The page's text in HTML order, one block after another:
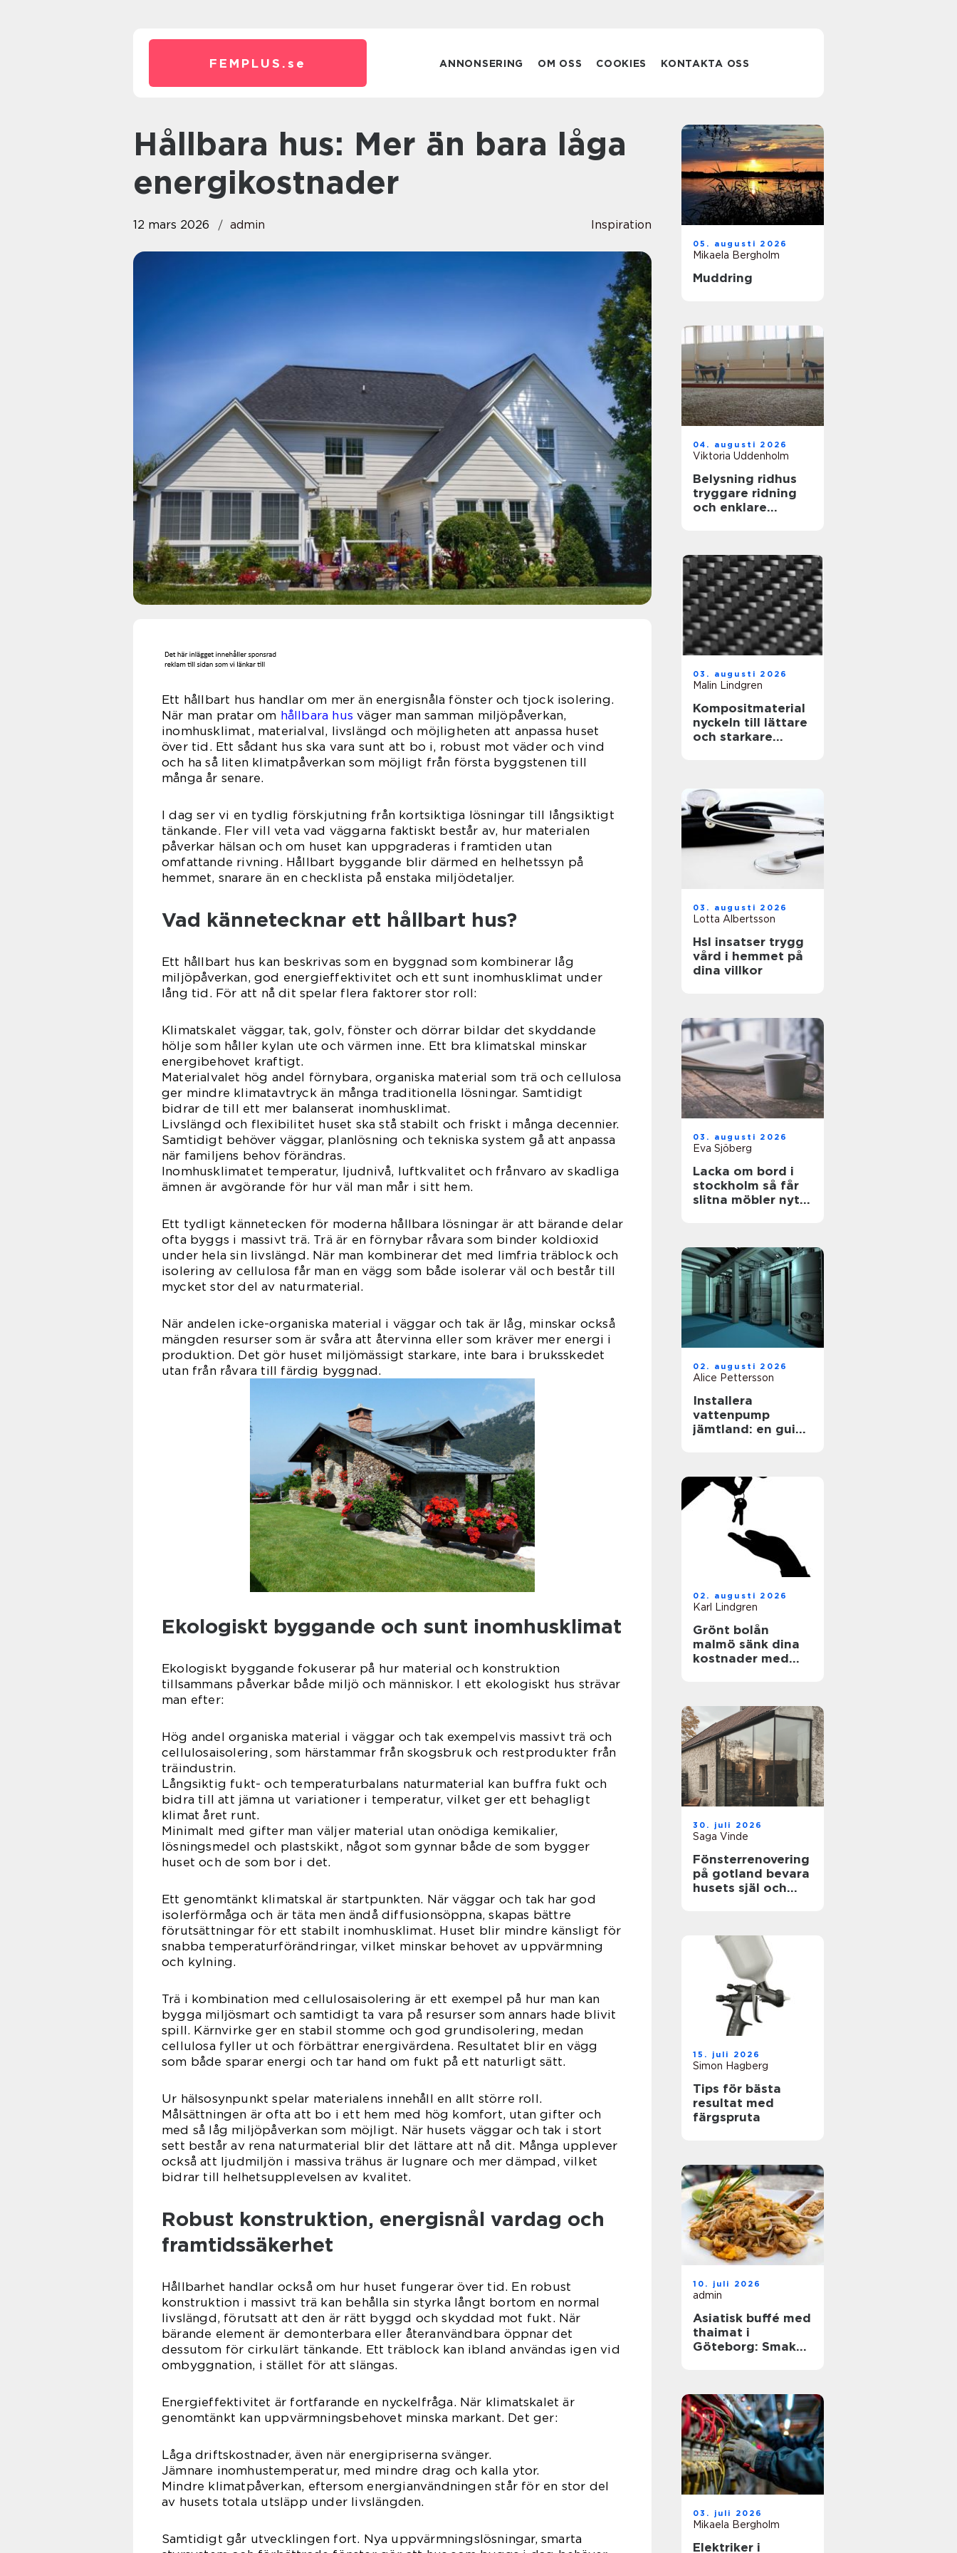
FEMPLUS. se ANNONSERING OM OSS COOKIES KONTAKTA OSS
Hållbara hus: Mer än bara låga
energikostnader
12 mars 2026 admin Inspiration
Ett hållbart hus handlar om mer än energisnåla fönster och tjock isolering.
När man pratar om hållbara hus väger man samman miljöpåverkan,
inomhusklimat, materialval, livslängd och möjligheten att anpassa huset
över tid. Ett sådant hus ska vara sunt att bo i, robust mot väder och vind
och ha så liten klimatpåverkan som möjligt från första byggstenen till
många år senare.
I dag ser vi en tydlig förskjutning från kortsiktiga lösningar till långsiktigt
tänkande. Fler vill veta vad väggarna faktiskt består av, hur materialen
påverkar hälsan och om huset kan uppgraderas i framtiden utan
omfattande rivning. Hållbart byggande blir därmed en helhetssyn på
hemmet, snarare än en checklista på enstaka miljödetaljer.
Vad kännetecknar ett hållbart hus?
Ett hållbart hus kan beskrivas som en byggnad som kombinerar låg
miljöpåverkan, god energieffektivitet och ett sunt inomhusklimat under
lång tid. För att nå dit spelar flera faktorer stor roll:
Klimatskalet väggar, tak, golv, fönster och dörrar bildar det skyddande
hölje som håller kylan ute och värmen inne. Ett bra klimatskal minskar
energibehovet kraftigt.
Materialvalet hög andel förnybara, organiska material som trä och cellulosa
ger mindre klimatavtryck än många traditionella lösningar. Samtidigt
bidrar de till ett mer balanserat inomhusklimat.
Livslängd och flexibilitet huset ska stå stabilt och friskt i många decennier.
Samtidigt behöver väggar, planlösning och tekniska system gå att anpassa
när familjens behov förändras.
Inomhusklimatet temperatur, ljudnivå, luftkvalitet och frånvaro av skadliga
ämnen är avgörande för hur väl man mår i sitt hem.
Ett tydligt kännetecken för moderna hållbara lösningar är att bärande delar
ofta byggs i massivt trä. Trä är en förnybar råvara som binder koldioxid
under hela sin livslängd. När man kombinerar det med limfria träblock och
isolering av cellulosa får man en vägg som både isolerar väl och består till
mycket stor del av naturmaterial.
När andelen icke-organiska material i väggar och tak är låg, minskar också
mängden resurser som är svåra att återvinna eller som kräver mer energi i
produktion. Det gör huset miljömässigt starkare, inte bara i bruksskedet
utan från råvara till färdig byggnad.
Ekologiskt byggande och sunt inomhusklimat
Ekologiskt byggande fokuserar på hur material och konstruktion
tillsammans påverkar både miljö och människor. I ett ekologiskt hus strävar
man efter:
Hög andel organiska material i väggar och tak exempelvis massivt trä och
cellulosaisolering, som härstammar från skogsbruk och restprodukter från
träindustrin.
Långsiktig fukt- och temperaturbalans naturmaterial kan buffra fukt och
bidra till att jämna ut variationer i temperatur, vilket ger ett behagligt
klimat året runt.
Minimalt med gifter man väljer material utan onödiga kemikalier,
lösningsmedel och plastskikt, något som gynnar både de som bygger
huset och de som bor i det.
Ett genomtänkt klimatskal är startpunkten. När väggar och tak har god
isolerförmåga och är täta men ändå diffusionsöppna, skapas bättre
förutsättningar för ett stabilt inomhusklimat. Huset blir mindre känsligt för
snabba temperaturförändringar, vilket minskar behovet av uppvärmning
och kylning.
Trä i kombination med cellulosaisolering är ett exempel på hur man kan
bygga miljösmart och samtidigt ta vara på resurser som annars hade blivit
spill. Kärnvirke ger en stabil stomme och god grundisolering, medan
cellulosa fyller ut och förbättrar energivärdena. Resultatet blir en vägg
som både sparar energi och tar hand om fukt på ett naturligt sätt.
Ur hälsosynpunkt spelar materialens innehåll en allt större roll.
Målsättningen är ofta att bo i ett hem med hög komfort, utan gifter och
med så låg miljöpåverkan som möjligt. När husets väggar och tak i stort
sett består av rena naturmaterial blir det lättare att nå dit. Många upplever
också att ljudmiljön i massiva trähus är lugnare och mer dämpad, vilket
bidrar till helhetsupplevelsen av kvalitet.
Robust konstruktion, energisnål vardag och
framtidssäkerhet
Hållbarhet handlar också om hur huset fungerar över tid. En robust
konstruktion i massivt trä kan behålla sin styrka långt bortom en normal
livslängd, förutsatt att den är rätt byggd och skyddad mot fukt. När
bärande element är demonterbara eller återanvändbara öppnar det
dessutom för cirkulärt tänkande. Ett träblock kan ibland användas igen vid
ombyggnation, i stället för att slängas.
Energieffektivitet är fortfarande en nyckelfråga. När klimatskalet är
genomtänkt kan uppvärmningsbehovet minska markant. Det ger:
Låga driftskostnader, även när energipriserna svänger.
Jämnare inomhustemperatur, med mindre drag och kalla ytor.
Mindre klimatpåverkan, eftersom energianvändningen står för en stor del
av husets totala utsläpp under livslängden.
Samtidigt går utvecklingen fort. Nya uppvärmningslösningar, smarta
05. augusti 2026
Mikaela Bergholm
Muddring
04. augusti 2026
Viktoria Uddenholm
Belysning ridhus
tryggare ridning
och enklare
03. augusti 2026
Malin Lindgren
Kompositmaterial
nyckeln till lättare
och starkare
03. augusti 2026
Lotta Albertsson
Hsl insatser trygg
vård i hemmet på
dina villkor
03. augusti 2026
Eva Sjöberg
Lacka om bord i
stockholm så får
slitna möbler nytt
02. augusti 2026
Alice Pettersson
Installera
vattenpump
jämtland: en guide
02. augusti 2026
Karl Lindgren
Grönt bolån
malmö sänk dina
kostnader med
30. juli 2026
Saga Vinde
Fönsterrenovering
på gotland bevara
husets själ och
15. juli 2026
Simon Hagberg
Tips för bästa
resultat med
färgspruta
10. juli 2026
admin
Asiatisk buffé med
thaimat i
Göteborg: Smaker,
03. juli 2026
Mikaela Bergholm
Elektriker i